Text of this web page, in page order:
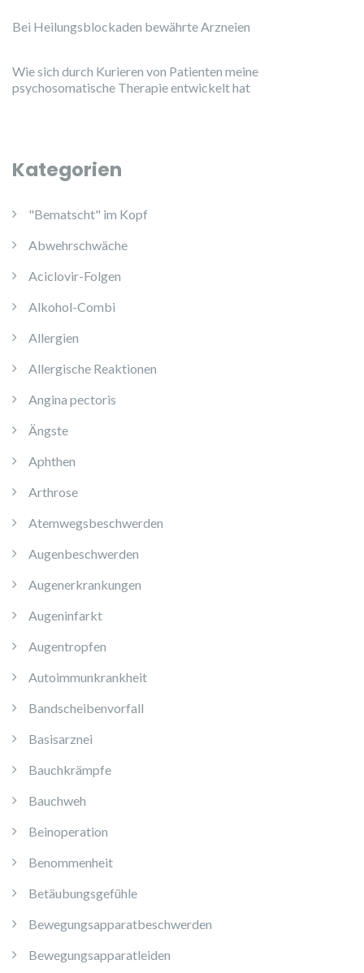
Bei Heilungsblockaden bewährte Arzneien
Wie sich durch Kurieren von Patienten meine
psychosomatische Therapie entwickelt hat
Kategorien
"Bematscht" im Kopf
Abwehrschwäche
Aciclovir-Folgen
Alkohol-Combi
Allergien
Allergische Reaktionen
Angina pectoris
Ängste
Aphthen
Arthrose
Atemwegsbeschwerden
Augenbeschwerden
Augenerkrankungen
Augeninfarkt
Augentropfen
Autoimmunkrankheit
Bandscheibenvorfall
Basisarznei
Bauchkrämpfe
Bauchweh
Beinoperation
Benommenheit
Betäubungsgefühle
Bewegungsapparatbeschwerden
Bewegungsapparatleiden